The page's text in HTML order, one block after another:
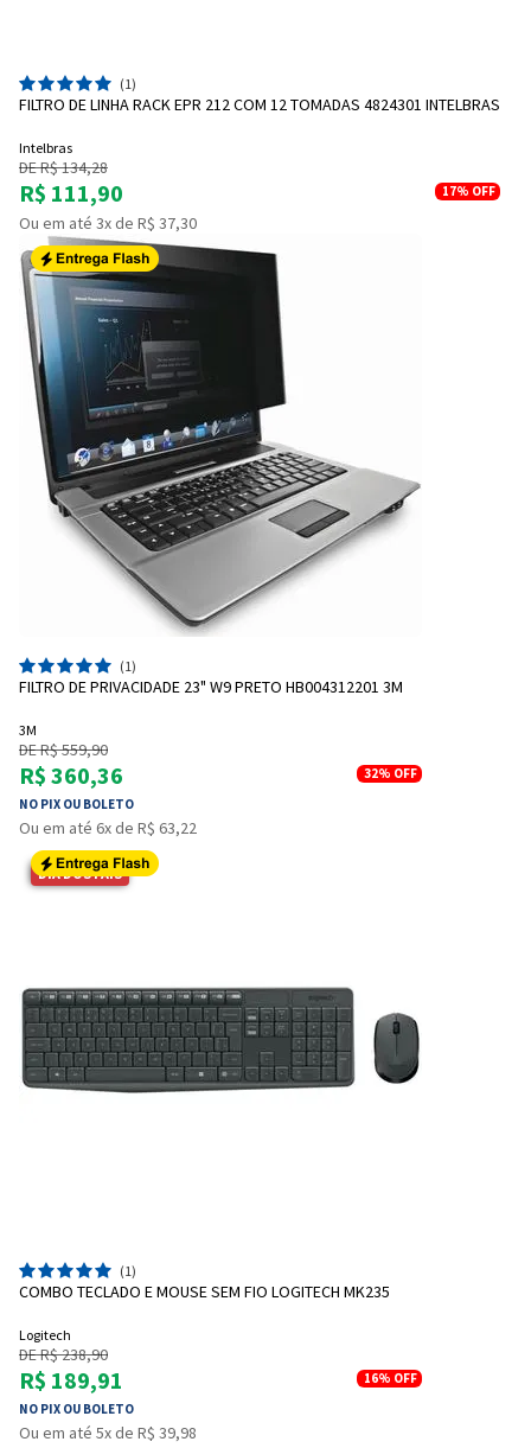
(1)
FILTRO DE LINHA RACK EPR 212 COM 12 TOMADAS 4824301 INTELBRAS
Intelbras
DE R$ 134,28
R$ 111,90 17% OFF
Ou em até 3x de R$ 37,30
(1)
FILTRO DE PRIVACIDADE 23" W9 PRETO HB004312201 3M
3M
DE R$ 559,90
R$ 360,36
NO PIX OU BOLETO
32% OFF
Ou em até 6x de R$ 63,22
DIA DOS PAIS
(1)
COMBO TECLADO E MOUSE SEM FIO LOGITECH MK235
Logitech
DE R$ 238,90
R$ 189,91
NO PIX OU BOLETO
16% OFF
Ou em até 5x de R$ 39,98